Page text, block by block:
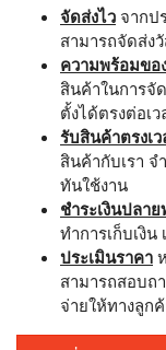
จัดส่งไว จากป
สามารถจัดส่ง
ความพร้อมขอ
สินค้าในการจั
ตั้งได้ตรงต่อเว
รับสินค้าตรงเว
สินค้ากับเรา จ
ทันใช้งาน
ชำระเงินปลาย
ทำการเก็บเงิ
ประเมินราคา
สามารถสอบถ
จ่ายให้ทางลูก